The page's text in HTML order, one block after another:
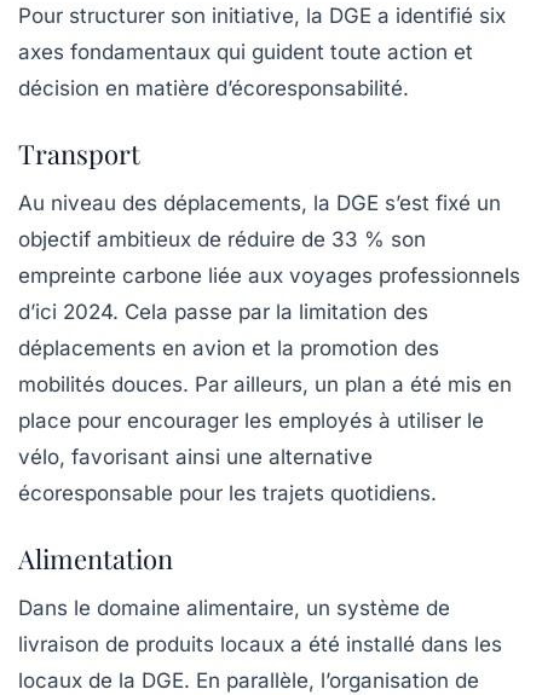
Pour structurer son initiative, la DGE a identifié six
axes fondamentaux qui guident toute action et
décision en matière d’écoresponsabilité.
Transport
Au niveau des déplacements, la DGE s’est fixé un
objectif ambitieux de réduire de 33 % son
empreinte carbone liée aux voyages professionnels
d’ici 2024. Cela passe par la limitation des
déplacements en avion et la promotion des
mobilités douces. Par ailleurs, un plan a été mis en
place pour encourager les employés à utiliser le
vélo, favorisant ainsi une alternative
écoresponsable pour les trajets quotidiens.
Alimentation
Dans le domaine alimentaire, un système de
livraison de produits locaux a été installé dans les
locaux de la DGE. En parallèle, l’organisation de